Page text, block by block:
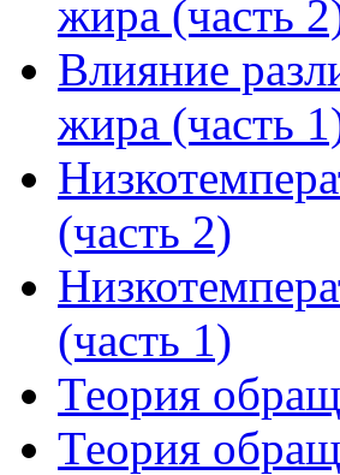
жира (часть
Влияние
жира (часть
(часть 2)
(часть 1)
Теория
Теория